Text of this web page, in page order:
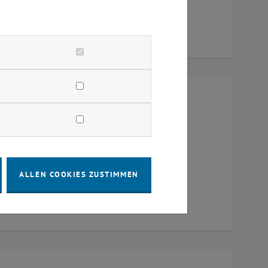
ALLEN COOKIES ZUSTIMMEN